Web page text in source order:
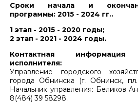
Сроки начала и
программы: 2015 - 2024 гг..
1 этап - 2015 - 2020 годы;
2 этап - 2021 - 2024 годы.
Контактная информация
исполнителя:
Управление городского
города Обнинска (г. Обнинск,
Начальник управления: Беликов
8(484) 39 58298.